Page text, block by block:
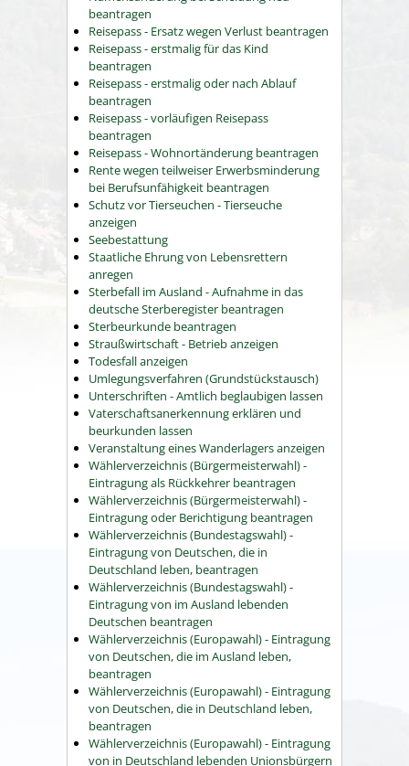
beantragen
Reisepass - Ersatz wegen Verlust beantragen
Reisepass - erstmalig für das Kind
beantragen
Reisepass - erstmalig oder nach Ablauf
beantragen
Reisepass - vorläufigen Reisepass
beantragen
Reisepass - Wohnortänderung beantragen
Rente wegen teilweiser Erwerbsminderung
bei Berufsunfähigkeit beantragen
Schutz vor Tierseuchen - Tierseuche
anzeigen
Seebestattung
Staatliche Ehrung von Lebensrettern
anregen
Sterbefall im Ausland - Aufnahme in das
deutsche Sterberegister beantragen
Sterbeurkunde beantragen
Straußwirtschaft - Betrieb anzeigen
Todesfall anzeigen
Umlegungsverfahren (Grundstückstausch)
Unterschriften - Amtlich beglaubigen lassen
Vaterschaftsanerkennung erklären und
beurkunden lassen
Veranstaltung eines Wanderlagers anzeigen
Wählerverzeichnis (Bürgermeisterwahl) -
Eintragung als Rückkehrer beantragen
Wählerverzeichnis (Bürgermeisterwahl) -
Eintragung oder Berichtigung beantragen
Wählerverzeichnis (Bundestagswahl) -
Eintragung von Deutschen, die in
Deutschland leben, beantragen
Wählerverzeichnis (Bundestagswahl) -
Eintragung von im Ausland lebenden
Deutschen beantragen
Wählerverzeichnis (Europawahl) - Eintragung
von Deutschen, die im Ausland leben,
beantragen
Wählerverzeichnis (Europawahl) - Eintragung
von Deutschen, die in Deutschland leben,
beantragen
Wählerverzeichnis (Europawahl) - Eintragung
von in Deutschland lebenden Unionsbürgern